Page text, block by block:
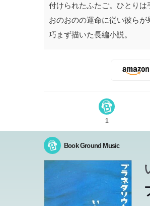
付けられたふたご。ひとりは
おのおのの運命に従い彼ら
巧まず描いた長編小説。
1
Book Ground Music